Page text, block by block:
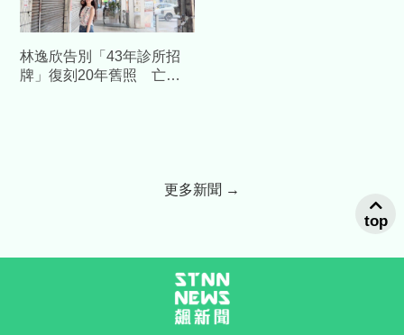
林逸欣告別「43年診所招
牌」復刻20年舊照 亡父
更多新聞 →
top